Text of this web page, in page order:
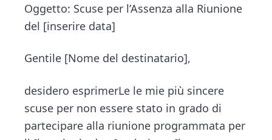
Oggetto: Scuse per l’Assenza alla Riunione
del [inserire data]
Gentile [Nome del destinatario],
desidero esprimerLe le mie più sincere
scuse per non essere stato in grado di
partecipare alla riunione programmata per